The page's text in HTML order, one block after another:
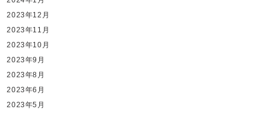
2023年12月
2023年11月
2023年10月
2023年9月
2023年8月
2023年6月
2023年5月